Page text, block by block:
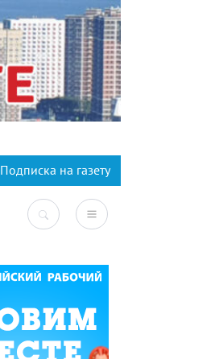
Подписка на газету